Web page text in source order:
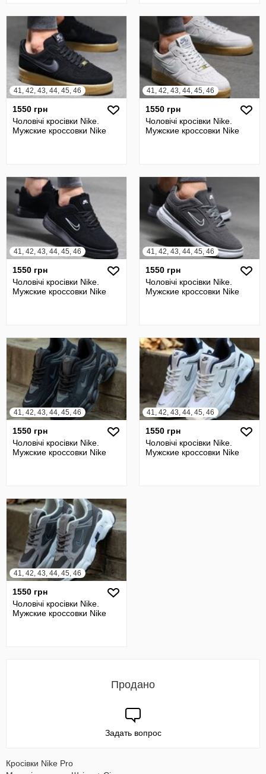
41, 42, 43, 44, 45, 46
1550 грн
Чоловічі кросівки Nike.
Мужские кроссовки Nike
41, 42, 43, 44, 45, 46
1550 грн
Чоловічі кросівки Nike.
Мужские кроссовки Nike
41, 42, 43, 44, 45, 46
1550 грн
Чоловічі кросівки Nike.
Мужские кроссовки Nike
41, 42, 43, 44, 45, 46
1550 грн
Чоловічі кросівки Nike.
Мужские кроссовки Nike
41, 42, 43, 44, 45, 46
1550 грн
Чоловічі кросівки Nike.
Мужские кроссовки Nike
41, 42, 43, 44, 45, 46
1550 грн
Чоловічі кросівки Nike.
Мужские кроссовки Nike
41, 42, 43, 44, 45, 46
1550 грн
Чоловічі кросівки Nike.
Мужские кроссовки Nike
Продано
Задать вопрос
Кросівки Nike Pro